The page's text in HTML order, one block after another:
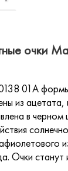
очки
01A формы
из ацетата,
в
Очки